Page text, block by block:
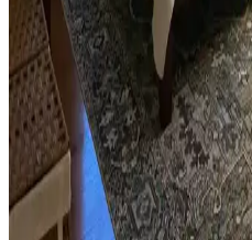
Ev kütüphanesi yenilemesinde
dekoratif öğeler ve konforlu
ve raf düzeni mekânın atmosferini
Yatak Odası Düzeni ve
Yerleşim ve Tasarım
Yatak odasında doğru mobilya
ve kişisel dokunuşlarla mekanın
Bu ipuçlarıyla odanız daha dengeli